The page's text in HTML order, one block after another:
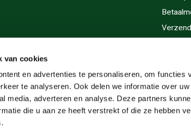
van cookies
en advertenties te personaliseren, om functies
te analyseren. Ook delen we informatie over
media, adverteren en analyse. Deze partners
die u aan ze heeft verstrekt of die ze hebben
Inlijsten